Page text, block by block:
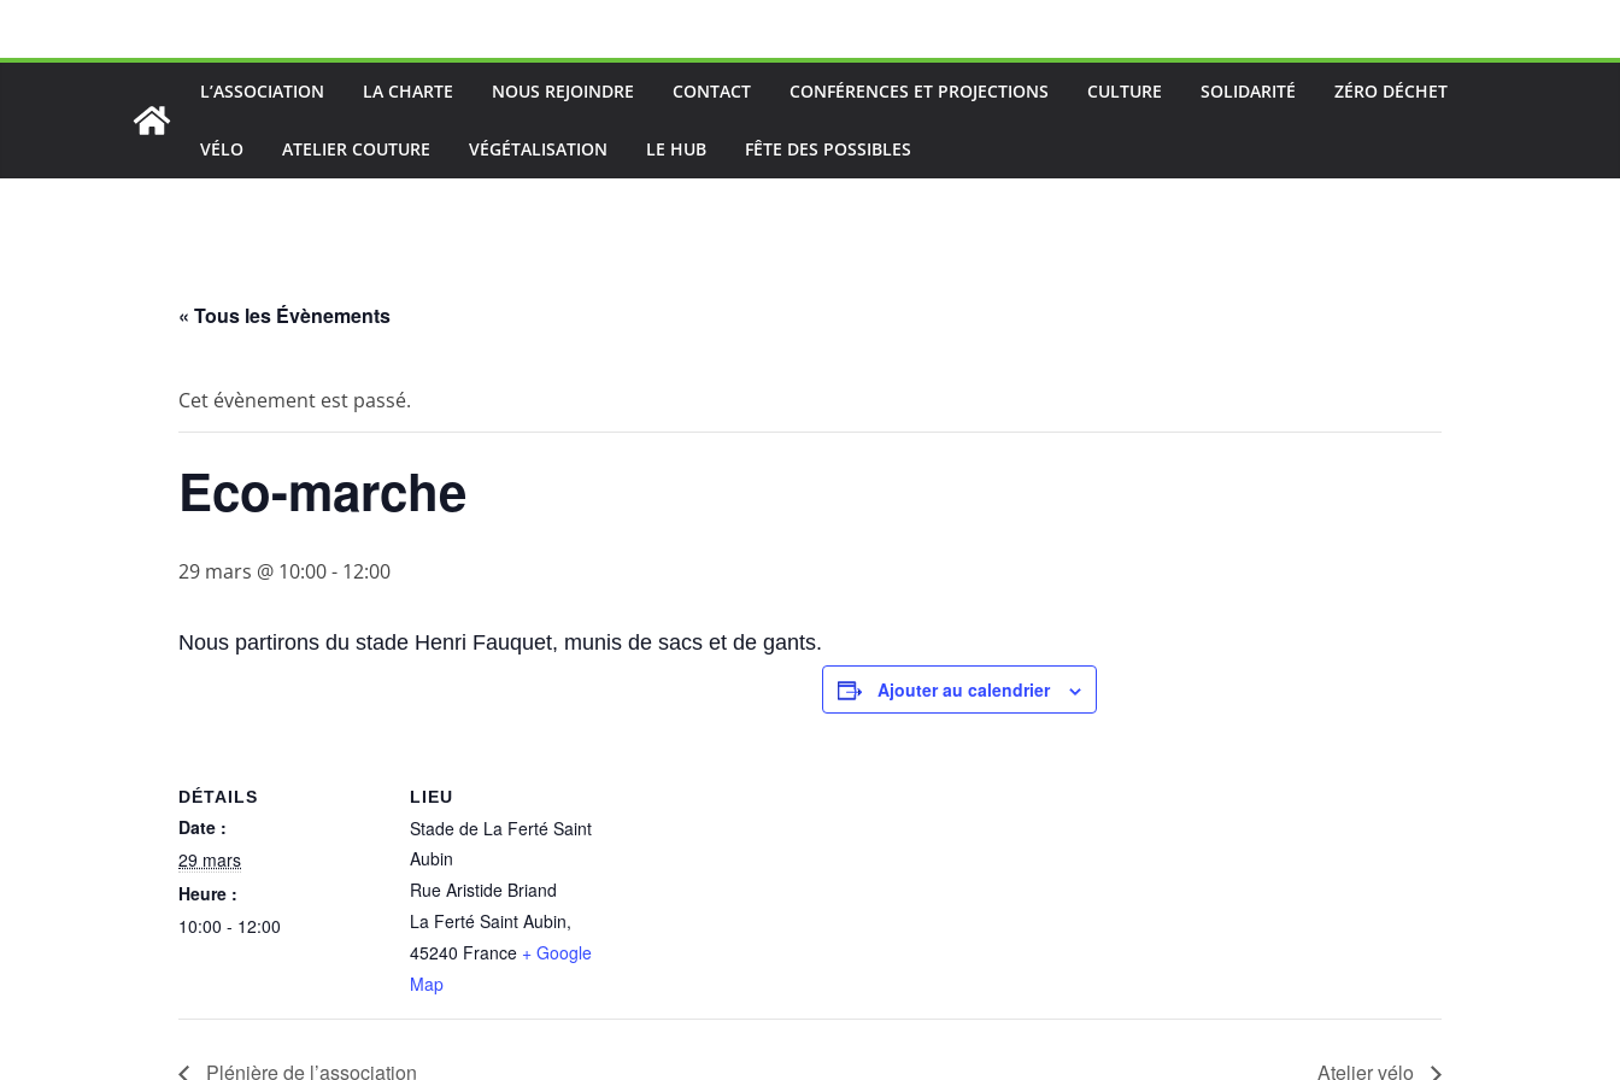
L’ASSOCIATION LA CHARTE NOUS REJOINDRE CONTACT CONFÉRENCES ET PROJECTIONS CULTURE SOLIDARITÉ ZÉRO DÉCHET
VÉLO ATELIER COUTURE VÉGÉTALISATION LE HUB FÊTE DES POSSIBLES
« Tous les Évènements
Cet évènement est passé.
Eco-marche
29 mars @ 10:00- 12:00
Nous partirons du stade Henri Fauquet, munis de sacs et de gants.
Ajouter au calendrier
DÉTAILS
Date :
29 mars
Heure :
10:00 - 12:00
LIEU
Stade de La Ferté Saint
Aubin
Rue Aristide Briand
La Ferté Saint Aubin,
45240 France + Google
Map
Plénière de l’association Atelier vélo